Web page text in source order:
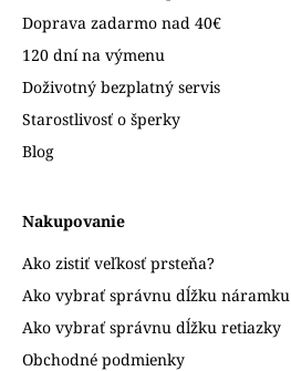
Doprava zadarmo nad 40€
120 dní na výmenu
Doživotný bezplatný servis
Starostlivosť o šperky
Blog
Nakupovanie
Ako zistiť veľkosť prsteňa?
Ako vybrať správnu dĺžku náramku
Ako vybrať správnu dĺžku retiazky
Obchodné podmienky